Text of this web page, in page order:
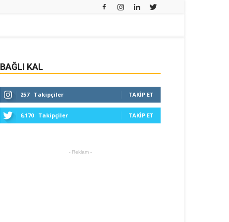
BAĞLI KAL
257 Takipçiler TAKIP ET
6,170 Takipçiler TAKIP ET
- Reklam -